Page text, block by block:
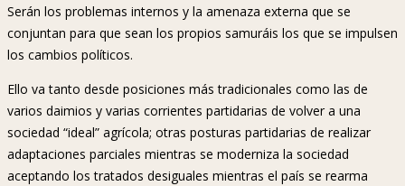
Serán los problemas internos y la amenaza externa que se
conjuntan para que sean los propios samuráis los que se impulsen
los cambios políticos.
Ello va tanto desde posiciones más tradicionales como las de
varios daimios y varias corrientes partidarias de volver a una
sociedad “ideal” agrícola; otras posturas partidarias de realizar
adaptaciones parciales mientras se moderniza la sociedad
aceptando los tratados desiguales mientras el país se rearma